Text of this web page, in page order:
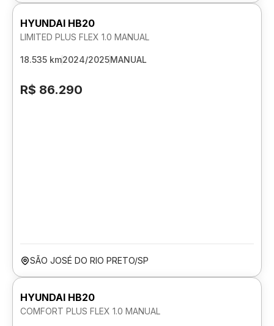
HYUNDAI HB20
LIMITED PLUS FLEX 1.0 MANUAL
18.535 km2024/2025MANUAL
R$ 86.290
SÃO JOSÉ DO RIO PRETO/SP
HYUNDAI HB20
COMFORT PLUS FLEX 1.0 MANUAL